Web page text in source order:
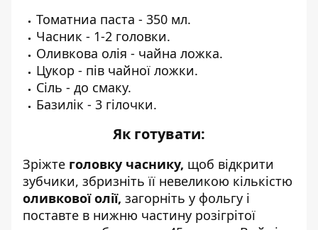
Томатниа паста - 350 мл.
Часник - 1-2 головки.
Оливкова олія - чайна ложка.
Цукор - пів чайної ложки.
Сіль - до смаку.
Базилік - 3 гілочки.
Як готувати:
Зріжте головку часнику, щоб відкрити
зубчики, збризніть її невеликою кількістю
оливкової олії, загорніть у фольгу і
поставте в нижню частину розігрітої